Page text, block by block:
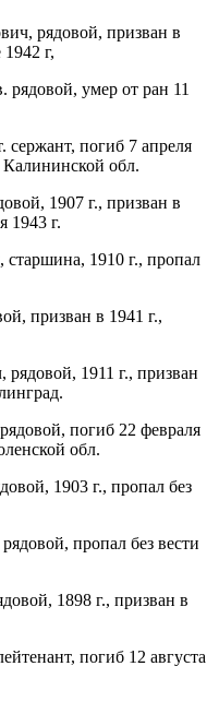
рядовой, призван в
г,
умер от ран 11
сержант, по­гиб 7 апреля
обл.
1907 г., призван в
1943 г.
1910 г., пропал
призван в 1941 г.,
1911 г., призван
погиб 22 февраля
обл.
1903 г., пропал без
пропал без вести
1898 г., призван в
погиб 12 августа